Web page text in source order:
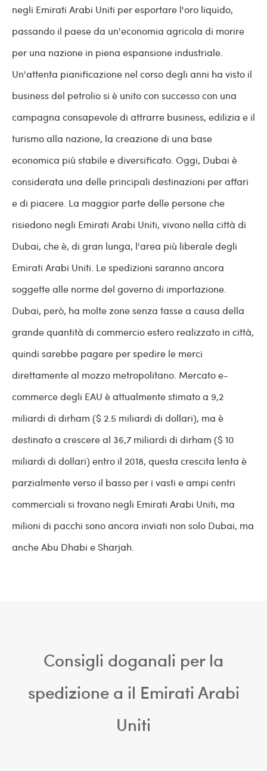
negli Emirati Arabi Uniti per esportare l'oro liquido,
passando il paese da un'economia agricola di morire
per una nazione in piena espansione industriale.
Un'attenta pianificazione nel corso degli anni ha visto il
business del petrolio si è unito con successo con una
campagna consapevole di attrarre business, edilizia e il
turismo alla nazione, la creazione di una base
economica più stabile e diversificato. Oggi, Dubai è
considerata una delle principali destinazioni per affari
e di piacere. La maggior parte delle persone che
risiedono negli Emirati Arabi Uniti, vivono nella città di
Dubai, che è, di gran lunga, l'area più liberale degli
Emirati Arabi Uniti. Le spedizioni saranno ancora
soggette alle norme del governo di importazione.
Dubai, però, ha molte zone senza tasse a causa della
grande quantità di commercio estero realizzato in città,
quindi sarebbe pagare per spedire le merci
direttamente al mozzo metropolitano. Mercato e-
commerce degli EAU è attualmente stimato a 9,2
miliardi di dirham ($ 2.5 miliardi di dollari), ma è
destinato a crescere al 36,7 miliardi di dirham ($ 10
miliardi di dollari) entro il 2018, questa crescita lenta è
parzialmente verso il basso per i vasti e ampi centri
commerciali si trovano negli Emirati Arabi Uniti, ma
milioni di pacchi sono ancora inviati non solo Dubai, ma
anche Abu Dhabi e Sharjah.
Consigli doganali per la
spedizione a il Emirati Arabi
Uniti